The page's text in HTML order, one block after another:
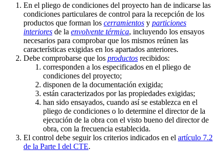
En el pliego de condiciones del proyecto han de indicarse las
condiciones particulares de control para la recepción de los
productos que forman los cerramientos y particiones
interiores de la envolvente térmica, incluyendo los ensayos
necesarios para comprobar que los mismos reúnen las
características exigidas en los apartados anteriores.
Debe comprobarse que los productos recibidos:
corresponden a los especificados en el pliego de
condiciones del proyecto;
disponen de la documentación exigida;
están caracterizados por las propiedades exigidas;
han sido ensayados, cuando así se establezca en el
pliego de condiciones o lo determine el director de la
ejecución de la obra con el visto bueno del director de
obra, con la frecuencia establecida.
El control debe seguir los criterios indicados en el artículo 7.2
de la Parte I del CTE.